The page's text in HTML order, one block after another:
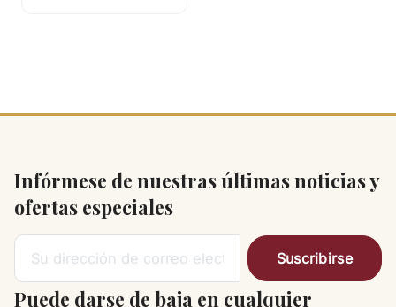
Infórmese de nuestras últimas noticias y
ofertas especiales
Puede darse de baja en cualquier